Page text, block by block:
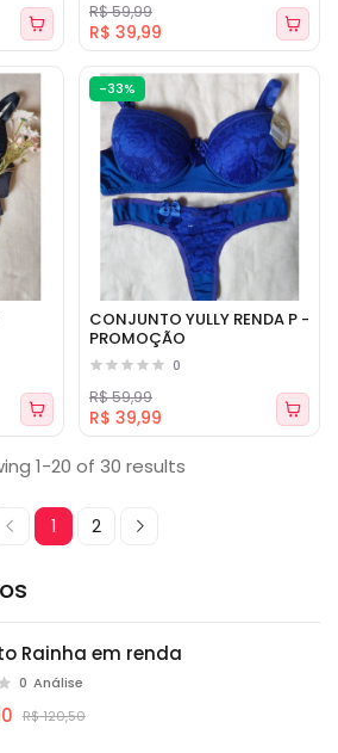
Rainha em renda
0 Análise
R$ 120,50
R$ 39,99
R$ 59,99
-33%
CONJUNTO YULLY RENDA P -
PROMOÇÃO
0
R$ 39,99
R$ 59,99
1-20 of 30 results
1 2